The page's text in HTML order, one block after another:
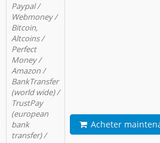
Paypal /
Webmoney /
Bitcoin,
Altcoins /
Perfect
Money /
Amazon /
BankTransfer
(world wide) /
TrustPay
(european
bank
transfer) /
Acheter